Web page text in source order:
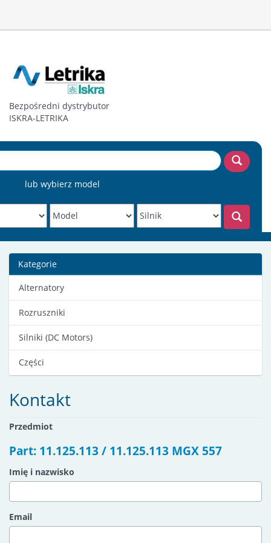
Bezpośredni dystrybutor
ISKRA-LETRIKA
lub wybierz model
Kategorie
Alternatory
Rozruszniki
Silniki (DC Motors)
Części
Kontakt
Przedmiot
Part: 11.125.113 / 11.125.113 MGX 557
Imię i nazwisko
Email